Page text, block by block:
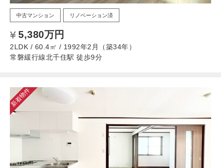
中古マンション リノベーション済
5,380万円
2LDK / 60.4㎡ / 1992年2月（築34年）
常磐緩行線北千住駅 徒歩9分
新着物件